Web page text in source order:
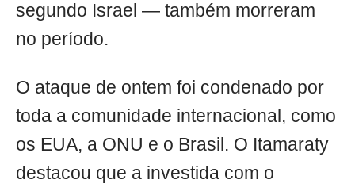
segundo Israel — também morreram
no período.
O ataque de ontem foi condenado por
toda a comunidade internacional, como
os EUA, a ONU e o Brasil. O Itamaraty
destacou que a investida com o